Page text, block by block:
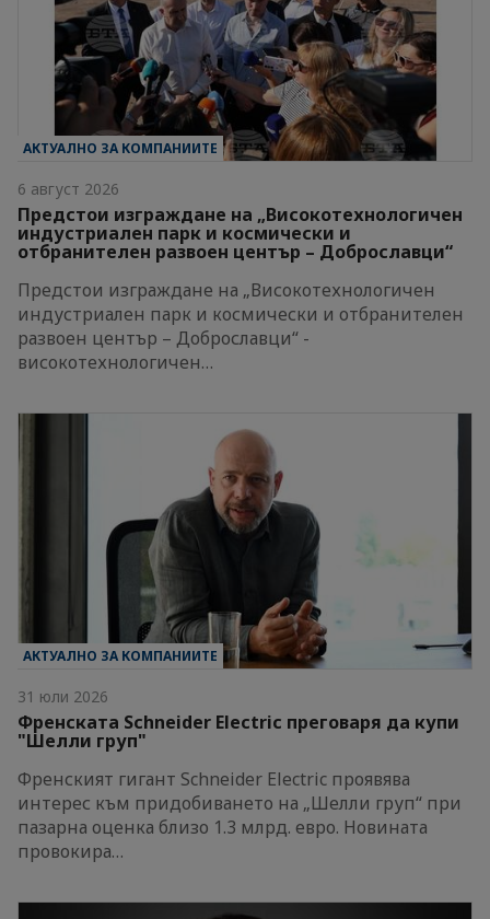
АКТУАЛНО ЗА КОМПАНИИТЕ
6 август 2026
Предстои изграждане на „Високотехнологичен
индустриален парк и космически и
отбранителен развоен център – Доброславци“
Предстои изграждане на „Високотехнологичен
индустриален парк и космически и отбранителен
развоен център – Доброславци“ -
високотехнологичен…
АКТУАЛНО ЗА КОМПАНИИТЕ
31 юли 2026
Френската Schneider Electric преговаря да купи
"Шелли груп"
Френският гигант Schneider Electric проявява
интерес към придобиването на „Шелли груп“ при
пазарна оценка близо 1.3 млрд. евро. Новината
провокира…